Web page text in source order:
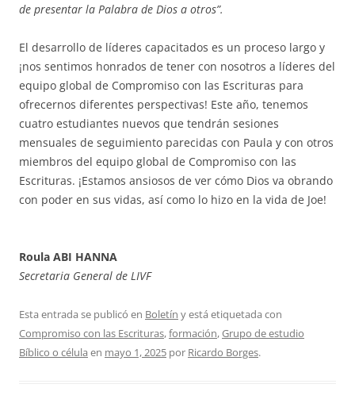
de presentar la Palabra de Dios a otros”.
El desarrollo de líderes capacitados es un proceso largo y
¡nos sentimos honrados de tener con nosotros a líderes del
equipo global de Compromiso con las Escrituras para
ofrecernos diferentes perspectivas! Este año, tenemos
cuatro estudiantes nuevos que tendrán sesiones
mensuales de seguimiento parecidas con Paula y con otros
miembros del equipo global de Compromiso con las
Escrituras. ¡Estamos ansiosos de ver cómo Dios va obrando
con poder en sus vidas, así como lo hizo en la vida de Joe!
Roula ABI HANNA
Secretaria General de LIVF
Esta entrada se publicó en Boletín y está etiquetada con
Compromiso con las Escrituras,formación,Grupo de estudio
Bíblico o célula en mayo 1, 2025 por Ricardo Borges.